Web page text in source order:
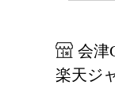
会津
楽天ジ